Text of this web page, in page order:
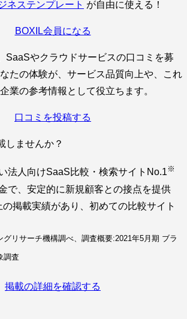
ネステンプレート が自由に使える！
BOXIL会員になる
SaaSやクラウドサービスの口コミを募
たの体験が、サービス品質向上や、これ
業の参考情報として役立ちます。
口コミを投稿する
しませんか？
法人向けSaaS比較・検索サイトNo.1※
で、安定的に新規顧客との接点を提供
掲載実績があり、初めての比較サイト
リサーチ機構調べ、調査概要:2021年5月期 ブラ
調査
掲載の詳細を確認する